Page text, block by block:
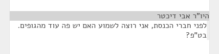
היו"ר אבי דיכטר
לפני חברי הכנסת, אני רוצה לשמוע האם יש פה עוד מהגופים.
בט"פ?